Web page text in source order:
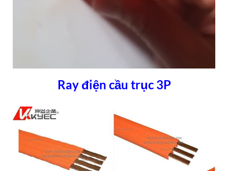
Ray điện cầu trục 3P